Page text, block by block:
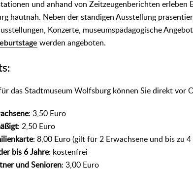
und anhand von Zeitzeugenberichten erleben
hautnah. Neben der ständigen Ausstellung
Konzerte, museumspädagogische
werden angeboten.
für das Stadtmuseum Wolfsburg können Sie direkt vor
: 3,50 Euro
: 2,50 Euro
: 8,00 Euro (gilt für 2 Erwachsene und bis zu 4
bis 6 Jahre: kostenfrei
und Senioren: 3,00 Euro